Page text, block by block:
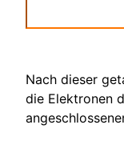
Nach dieser
die Elektronen